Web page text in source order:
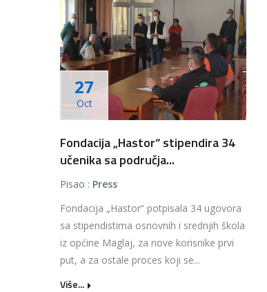
27
Oct
Fondacija „Hastor“ stipendira 34
učenika sa područja...
Pisao : Press
Fondacija „Hastor“ potpisala 34 ugovora
sa stipendistima osnovnih i srednjih škola
iz općine Maglaj, za nove korisnike prvi
put, a za ostale proces koji se...
Više...